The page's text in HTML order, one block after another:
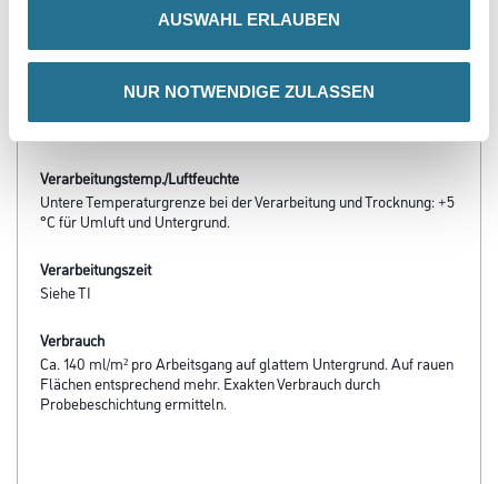
AUSWAHL ERLAUBEN
NUR NOTWENDIGE ZULASSEN
- Lösemittelfrei, weichmacherfrei
- Frei von foggingaktiven Substanzen
- Wasserverdünnbar, umweltschonend und geruchsarm
- sd-Wert < 0,1 m
- Leicht zu verarbeiten
Verarbeitungstemp./Luftfeuchte
Untere Temperaturgrenze bei der Verarbeitung und Trocknung: +5
°C für Umluft und Untergrund.
Verarbeitungszeit
Siehe TI
Verbrauch
Ca. 140 ml/m² pro Arbeitsgang auf glattem Untergrund. Auf rauen
Flächen entsprechend mehr. Exakten Verbrauch durch
Probebeschichtung ermitteln.